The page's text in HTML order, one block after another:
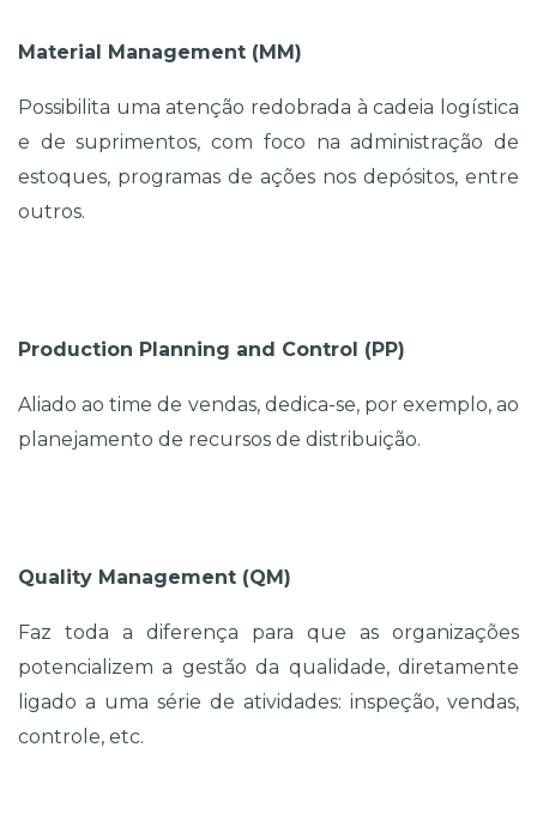
Material Management (MM)
Possibilita uma atenção redobrada à cadeia logística
e de suprimentos, com foco na administração de
estoques, programas de ações nos depósitos, entre
outros.
Production Planning and Control (PP)
Aliado ao time de vendas, dedica-se, por exemplo, ao
planejamento de recursos de distribuição.
Quality Management (QM)
Faz toda a diferença para que as organizações
potencializem a gestão da qualidade, diretamente
ligado a uma série de atividades: inspeção, vendas,
controle, etc.